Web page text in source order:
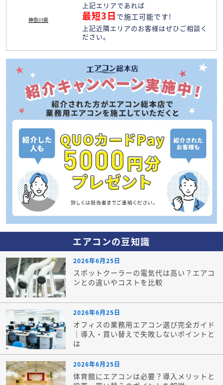
神奈川県
上記エリアであれば
最短3日 で施工可能です!
上記近隣エリアのお客様はぜひご相談く
ださい。
エアコンの豆知識
2026年6月25日
スポットクーラーの電気代は高い？エアコ
ンとの違いやコストを比較
2026年6月25日
オフィスの業務用エアコン選び完全ガイド
｜導入・買い替えで失敗しないポイントと
は
2026年6月25日
体育館にエアコンは必要？導入メリットと